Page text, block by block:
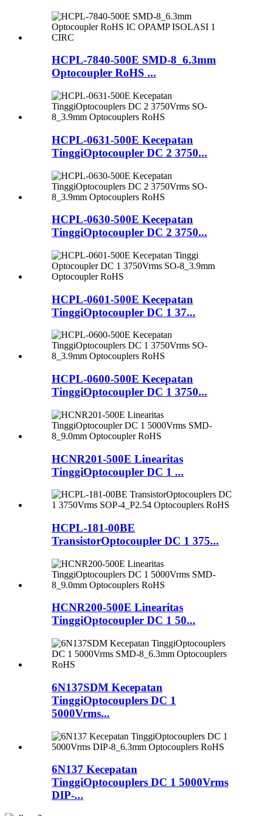
HCPL-7840-500E SMD-8_6.3mm
Optocoupler RoHS ...
HCPL-0631-500E Kecepatan
TinggiOptocoupler DC 2 3750...
HCPL-0630-500E Kecepatan
TinggiOptocoupler DC 2 3750...
HCPL-0601-500E Kecepatan
TinggiOptocoupler DC 1 37...
HCPL-0600-500E Kecepatan
TinggiOptocoupler DC 1 3750...
HCNR201-500E Linearitas
TinggiOptocoupler DC 1 ...
HCPL-181-00BE
TransistorOptocoupler DC 1 375...
HCNR200-500E Linearitas
TinggiOptocoupler DC 1 50...
6N137SDM Kecepatan
TinggiOptocouplers DC 1
5000Vrms...
6N137 Kecepatan
TinggiOptocouplers DC 1 5000Vrms
DIP-...